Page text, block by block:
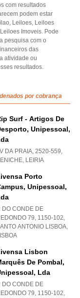
com resultados
podem estar
Leiloes, Leiloes
Imoveis. Pode
pesquisa com o
das
atividade ou
resultados.
por cobrança
Surf - Artigos De
Unipessoal,
DA PRAIA, 2520-559,
, LEIRIA
Porto
Unipessoal,
DO CONDE DE
79, 1150-102,
ANTONIO LISBOA,
Lisbon
De Pombal,
Lda
DO CONDE DE
79, 1150-102,